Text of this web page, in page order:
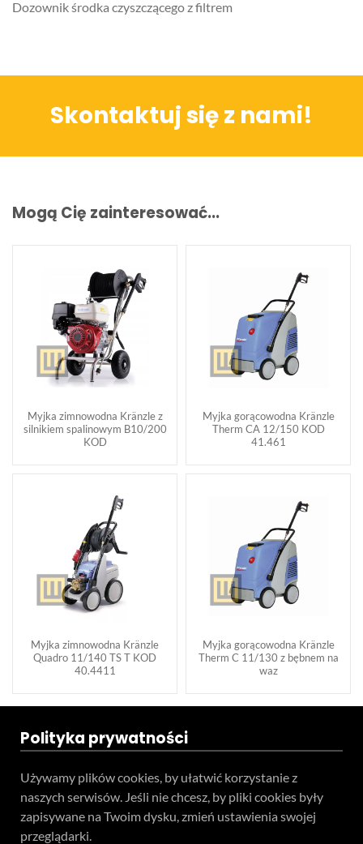
Dozownik środka czyszczącego z filtrem
Skontaktuj się z nami!
Mogą Cię zainteresować...
Myjka zimnowodna Kränzle z
silnikiem spalinowym B10/200
KOD
Myjka gorącowodna Kränzle
Therm CA 12/150 KOD
41.461
Myjka zimnowodna Kränzle
Quadro 11/140 TS T KOD
40.4411
Myjka gorącowodna Kränzle
Therm C 11/130 z bębnem na
waz
Polityka prywatności
Używamy plików cookies, by ułatwić korzystanie z
naszych serwisów. Jeśli nie chcesz, by pliki cookies były
zapisywane na Twoim dysku, zmień ustawienia swojej
przeglądarki.